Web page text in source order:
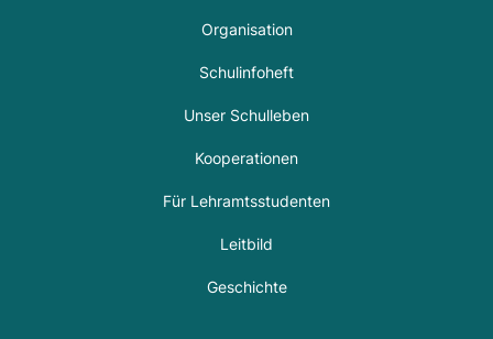
Organisation
Schulinfoheft
Unser Schulleben
Kooperationen
Für Lehramtsstudenten
Leitbild
Geschichte